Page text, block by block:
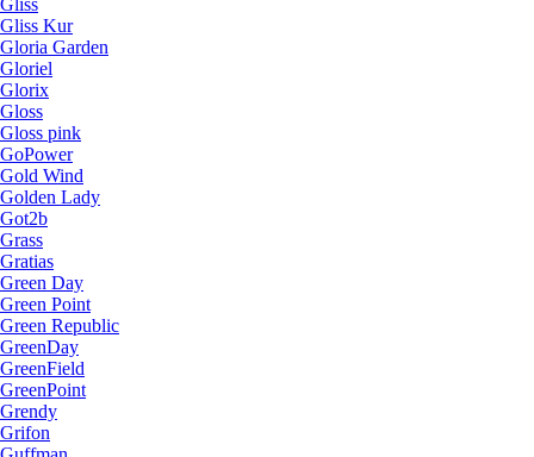
Gliss
Gliss Kur
Gloria Garden
Gloriel
Glorix
Gloss
Gloss pink
GoPower
Gold Wind
Golden Lady
Got2b
Grass
Gratias
Green Day
Green Point
Green Republic
GreenDay
GreenField
GreenPoint
Grendy
Grifon